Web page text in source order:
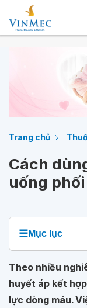
Trang chủ
Cách
uống
☰Mục lục
Theo nhiều
huyết áp kết
lực dòng máu.